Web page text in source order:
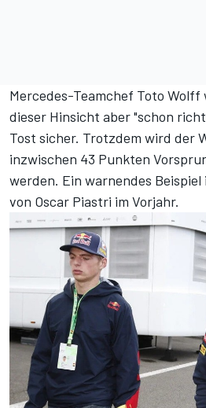
Mercedes-Teamchef Toto Wolff
dieser Hinsicht aber "schon
Tost sicher. Trotzdem wird der
inzwischen 43 Punkten
werden. Ein warnendes
von Oscar Piastri im Vorjahr.